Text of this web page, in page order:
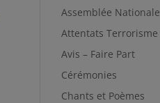
Assemblée Nationale
Attentats Terrorisme
Avis – Faire Part
Cérémonies
Chants et Poèmes